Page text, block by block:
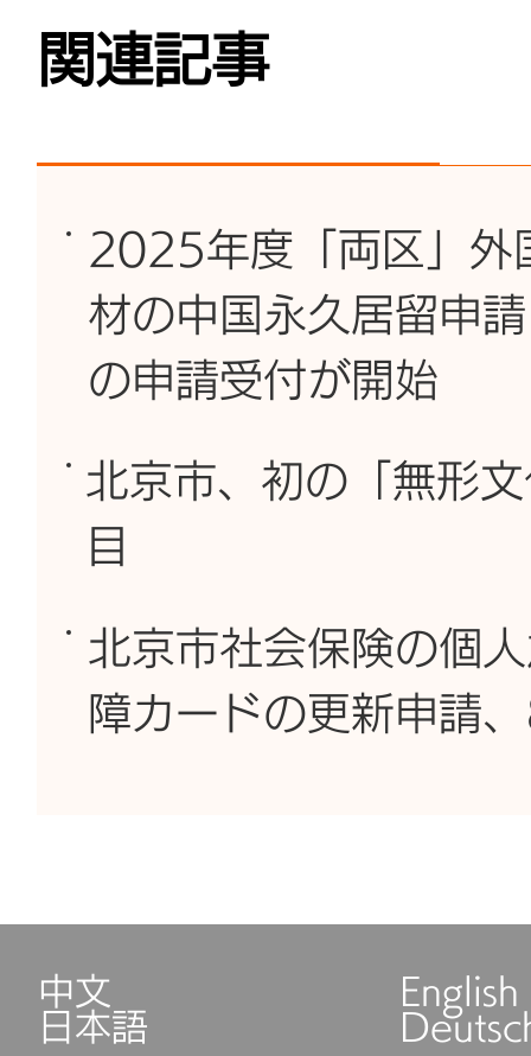
関連記事
2025年度「両区」外
材の中国永久居留申
の申請受付が開始
北京市、初の「無形
目
北京市社会保険の個
障カードの更新申請
中文 English
日本語